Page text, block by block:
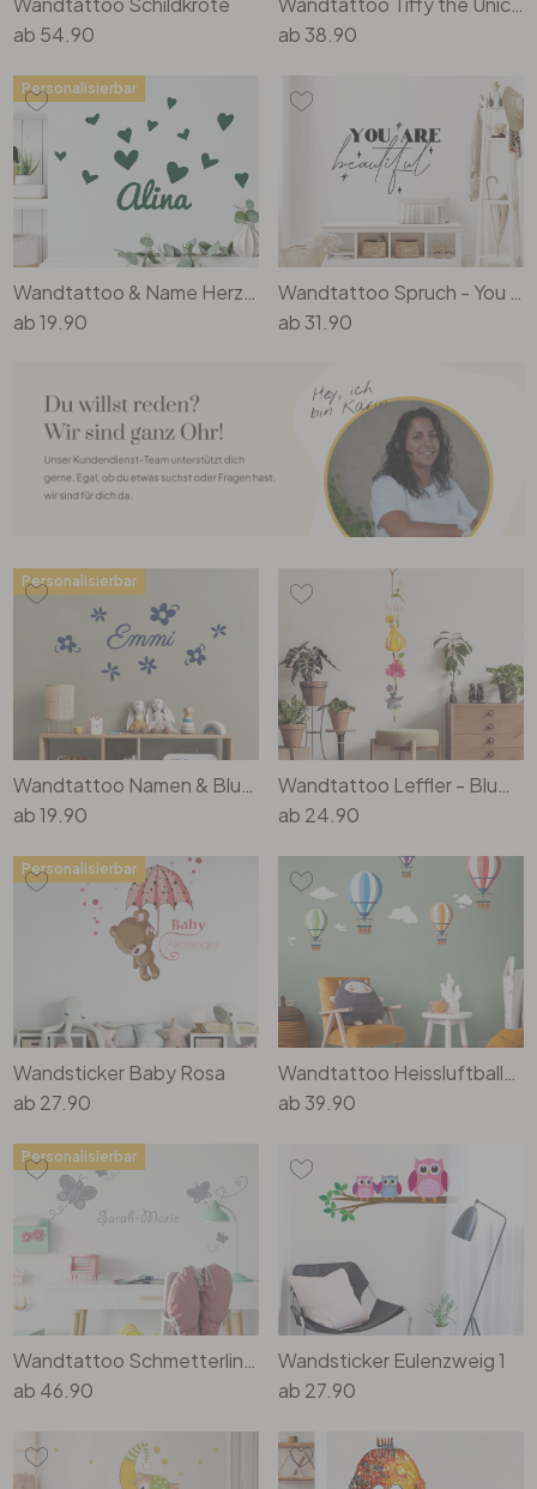
ab 54.90
ab38.90
ab19.90
Personalisierbar
ab31.90
Wandtattoo Namen & Blume
ab19.90
Personalisierbar
Wandtattoo Leffler - Blumenfrauen
ab 24.90
Wandsticker Baby Rosa
ab 27.90
Personalisierbar
Wandtattoo Heissluftballons in fünf Farben
ab39.90
Wandtattoo Schmetterlinge
ab 46.90
Personalisierbar
Wandsticker Eulenzweig 1
ab 27.90